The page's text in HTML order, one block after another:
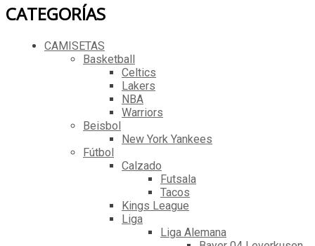
CATEGORÍAS
CAMISETAS
Basketball
Celtics
Lakers
NBA
Warriors
Beisbol
New York Yankees
Fútbol
Calzado
Futsala
Tacos
Kings League
Liga
Liga Alemana